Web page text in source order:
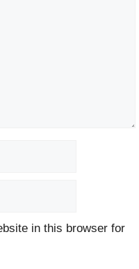
in this browser for